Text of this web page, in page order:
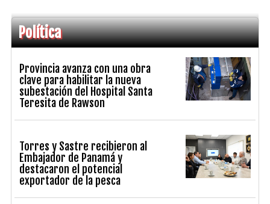
Política
Provincia avanza con una obra
clave para habilitar la nueva
subestación del Hospital Santa
Teresita de Rawson
Torres y Sastre recibieron al
Embajador de Panamá y
destacaron el potencial
exportador de la pesca